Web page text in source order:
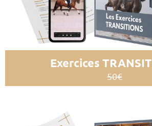
Exercices
50€